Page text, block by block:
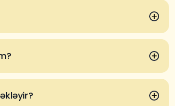
+
+
+